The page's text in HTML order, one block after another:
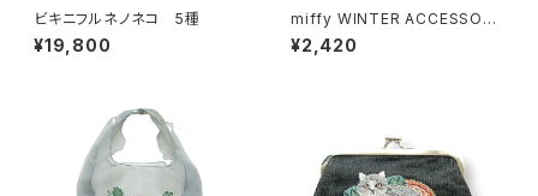
ビキニフルネノネコ 5種
¥19,800
miffy WINTER ACCESSORY
S MINI イヤマフチャーム ボリ
ス
¥2,420